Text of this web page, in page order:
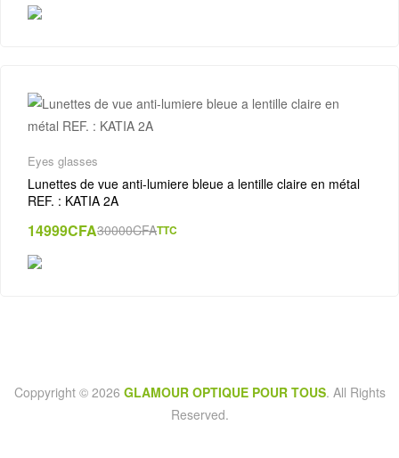
Eyes glasses
Lunettes de vue anti-lumiere bleue a lentille claire en métal
REF. : KATIA 2A
30000CFA
14999CFA TTC
Coppyright © 2026 GLAMOUR OPTIQUE POUR TOUS. All Rights
Reserved.